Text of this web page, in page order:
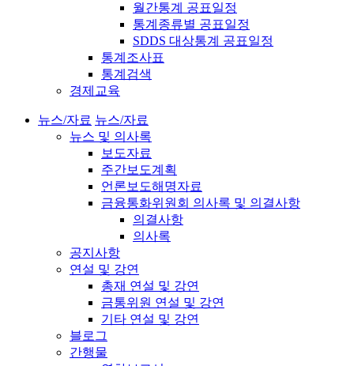
월간통계 공표일정
통계종류별 공표일정
SDDS 대상통계 공표일정
통계조사표
통계검색
경제교육
뉴스/자료 뉴스/자료
뉴스 및 의사록
보도자료
주간보도계획
언론보도해명자료
금융통화위원회 의사록 및 의결사항
의결사항
의사록
공지사항
연설 및 강연
총재 연설 및 강연
금통위원 연설 및 강연
기타 연설 및 강연
블로그
간행물